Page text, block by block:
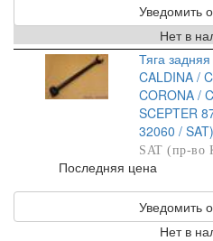
Уведомить
Нет в
Тяга
CALDINA /
CORONA /
SCEPTER
32060 / SAT)
SAT (пр-во
Последняя цена
Уведомить
Нет в